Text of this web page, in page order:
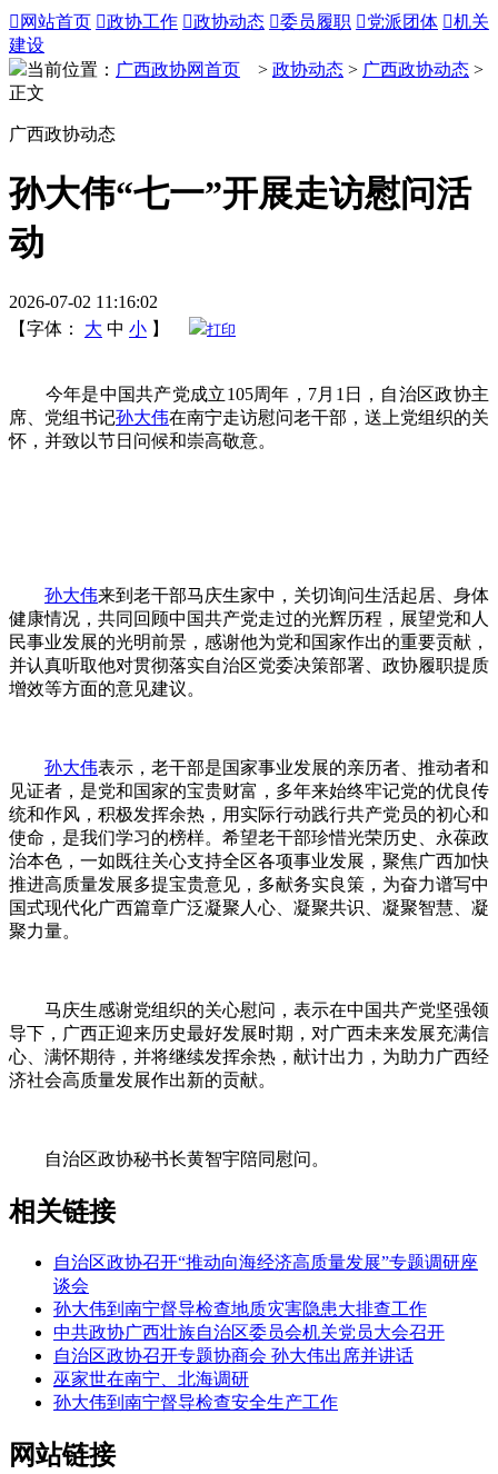
 网站首页 政协工作 政协动态 委员履职 党派团体 机关
建设
当前位置： 广西政协网首页 > 政协动态 > 广西政协动态 >
正文
广西政协动态
孙大伟“七一”开展走访慰问活
动
2026-07-02 11:16:02
【字体：
大 中 小 】 打印
今年是中国共产党成立105周年，7月1日，自治区政协主
席、党组书记孙大伟在南宁走访慰问老干部，送上党组织的关
怀，并致以节日问候和崇高敬意。
孙大伟来到老干部马庆生家中，关切询问生活起居、身体
健康情况，共同回顾中国共产党走过的光辉历程，展望党和人
民事业发展的光明前景，感谢他为党和国家作出的重要贡献，
并认真听取他对贯彻落实自治区党委决策部署、政协履职提质
增效等方面的意见建议。
孙大伟表示，老干部是国家事业发展的亲历者、推动者和
见证者，是党和国家的宝贵财富，多年来始终牢记党的优良传
统和作风，积极发挥余热，用实际行动践行共产党员的初心和
使命，是我们学习的榜样。希望老干部珍惜光荣历史、永葆政
治本色，一如既往关心支持全区各项事业发展，聚焦广西加快
推进高质量发展多提宝贵意见，多献务实良策，为奋力谱写中
国式现代化广西篇章广泛凝聚人心、凝聚共识、凝聚智慧、凝
聚力量。
马庆生感谢党组织的关心慰问，表示在中国共产党坚强领
导下，广西正迎来历史最好发展时期，对广西未来发展充满信
心、满怀期待，并将继续发挥余热，献计出力，为助力广西经
济社会高质量发展作出新的贡献。
自治区政协秘书长黄智宇陪同慰问。
相关链接
自治区政协召开“推动向海经济高质量发展”专题调研座
谈会
孙大伟到南宁督导检查地质灾害隐患大排查工作
中共政协广西壮族自治区委员会机关党员大会召开
自治区政协召开专题协商会 孙大伟出席并讲话
巫家世在南宁、北海调研
孙大伟到南宁督导检查安全生产工作
网站链接